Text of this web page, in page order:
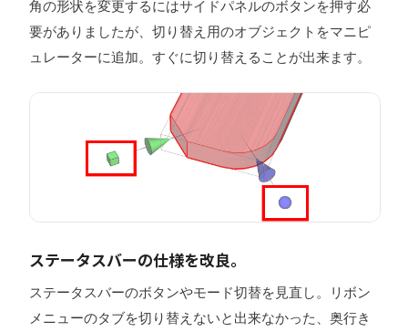
角の形状を変更するにはサイドパネルのボタンを押す必
要がありましたが、切り替え用のオブジェクトをマニピ
ュレーターに追加。すぐに切り替えることが出来ます。
ステータスバーの仕様を改良。
ステータスバーのボタンやモード切替を見直し。リボン
メニューのタブを切り替えないと出来なかった、奥行き